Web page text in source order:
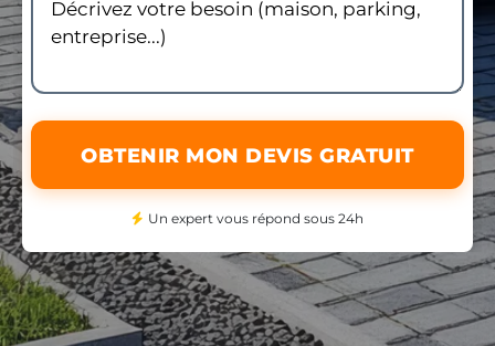
OBTENIR MON DEVIS GRATUIT
Un expert vous répond sous 24h